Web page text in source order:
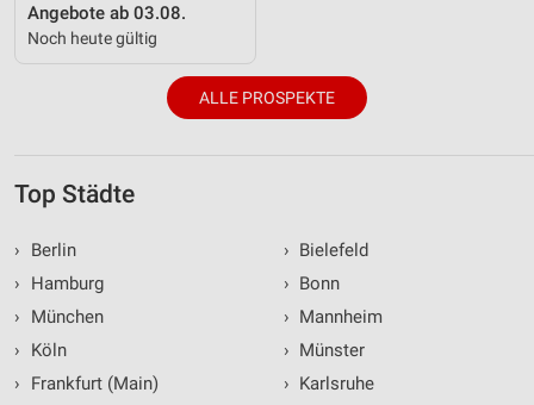
Angebote ab 03.08.
Noch heute gültig
ALLE PROSPEKTE
Top Städte
›
Berlin
›
Hamburg
›
München
›
Köln
›
Frankfurt (Main)
› Bielefeld
› Bonn
› Mannheim
› Münster
› Karlsruhe